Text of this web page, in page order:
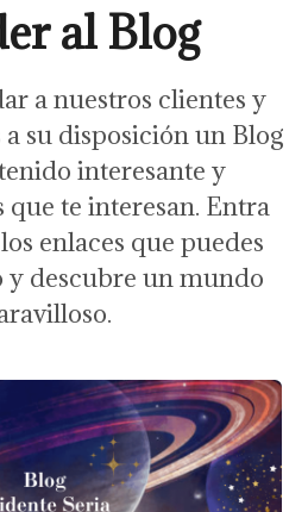
al Blog
a nuestros clientes y
su disposición un Blog
interesante y
que te interesan. Entra
enlaces que puedes
y descubre un mundo